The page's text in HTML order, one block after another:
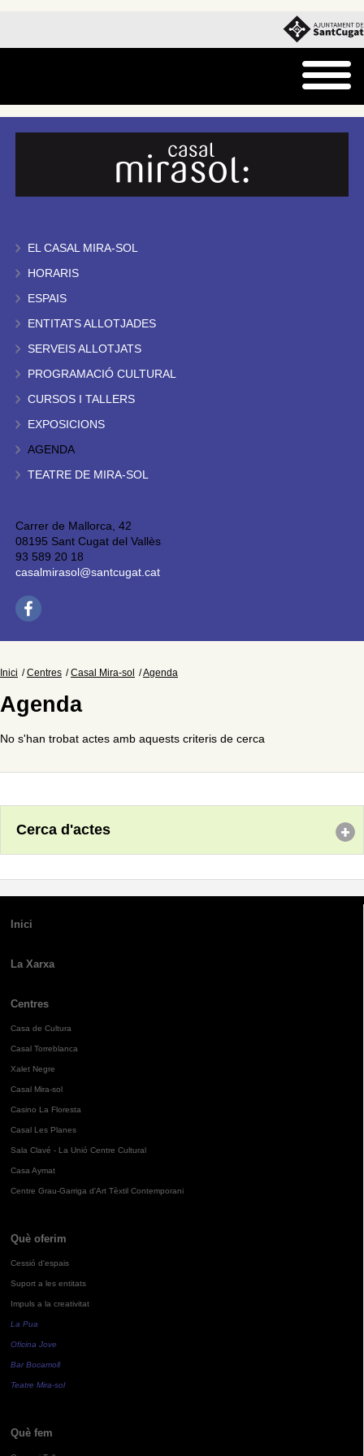
EL CASAL MIRA-SOL
HORARIS
ESPAIS
ENTITATS ALLOTJADES
SERVEIS ALLOTJATS
PROGRAMACIÓ CULTURAL
CURSOS I TALLERS
EXPOSICIONS
AGENDA
TEATRE DE MIRA-SOL
Carrer de Mallorca, 42
08195 Sant Cugat del Vallès
93 589 20 18
casalmirasol@santcugat.cat
Inici Centres Casal Mira-sol Agenda
Agenda
No s'han trobat actes amb aquests criteris de cerca
Cerca d'actes
Inici
La Xarxa
Centres
Casa de Cultura
Casal Torreblanca
Xalet Negre
Casal Mira-sol
Casino La Floresta
Casal Les Planes
Sala Clavé - La Unió Centre Cultural
Casa Aymat
Centre Grau-Garriga d'Art Tèxtil Contemporani
Què oferim
Cessió d'espais
Suport a les entitats
Impuls a la creativitat
La Pua
Oficina Jove
Bar Bocamoll
Teatre Mira-sol
Què fem